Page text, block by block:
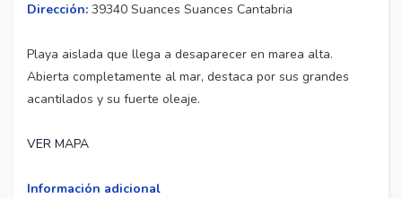
Dirección: 39340 Suances Suances Cantabria
Playa aislada que llega a desaparecer en marea alta.
Abierta completamente al mar, destaca por sus grandes
acantilados y su fuerte oleaje.
VER MAPA
Información adicional